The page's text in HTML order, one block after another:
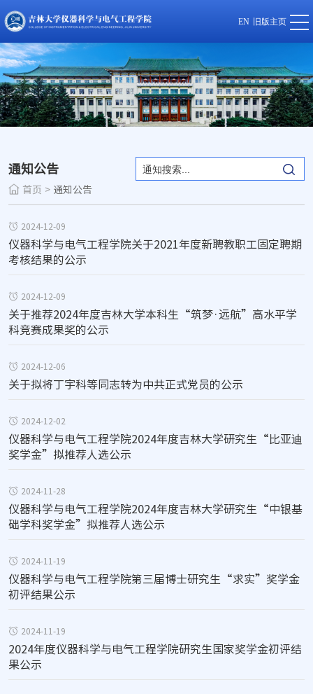
EN 旧版主页
通知公告
首页 > 通知公告
2024-12-09
仪器科学与电气工程学院关于2021年度新聘教职工固定聘期
考核结果的公示
2024-12-09
关于推荐2024年度吉林大学本科生“筑梦·远航”高水平学
科竞赛成果奖的公示
2024-12-06
关于拟将丁宇科等同志转为中共正式党员的公示
2024-12-02
仪器科学与电气工程学院2024年度吉林大学研究生“比亚迪
奖学金”拟推荐人选公示
2024-11-28
仪器科学与电气工程学院2024年度吉林大学研究生“中银基
础学科奖学金”拟推荐人选公示
2024-11-19
仪器科学与电气工程学院第三届博士研究生“求实”奖学金
初评结果公示
2024-11-19
2024年度仪器科学与电气工程学院研究生国家奖学金初评结
果公示